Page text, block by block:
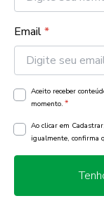
Email*
Aceito receber
momento. *
Ao clicar em
igualmente, confirma